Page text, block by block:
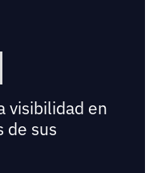
visibilidad en
de sus